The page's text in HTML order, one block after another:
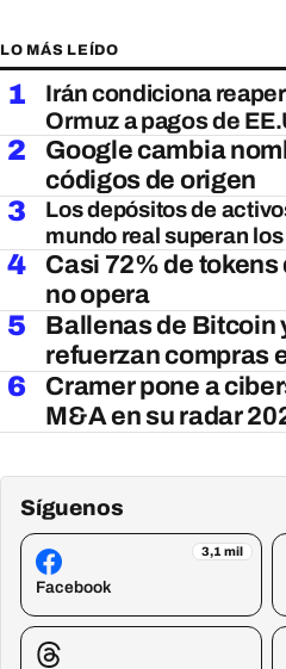
LO MÁS LEÍDO
1
Irán condiciona
Ormuz a pagos de
2
Google cambia
códigos de origen
3
Los depósitos de
mundo real superan los
4
Casi 72% de
no opera
5
Ballenas de Bitcoin
refuerzan compras
6
Cramer pone a
M&A en su radar
Síguenos
3,1 mil
Facebook